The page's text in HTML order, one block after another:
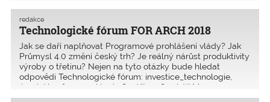
městě. Letos poprvé, kdy byla konference uspořádá
Technologické fórum FOR ARCH 2018
redakce
Jak se daří naplňovat Programové prohlášení vlády? Jak
Průmysl 4.0 změní český trh? Je reálný nárůst produktivity
výroby o třetinu? Nejen na tyto otázky bude hledat
odpovědi Technologické fórum: investice_technologie,
úvodní konference, která 18. září 2018 zahájí Me